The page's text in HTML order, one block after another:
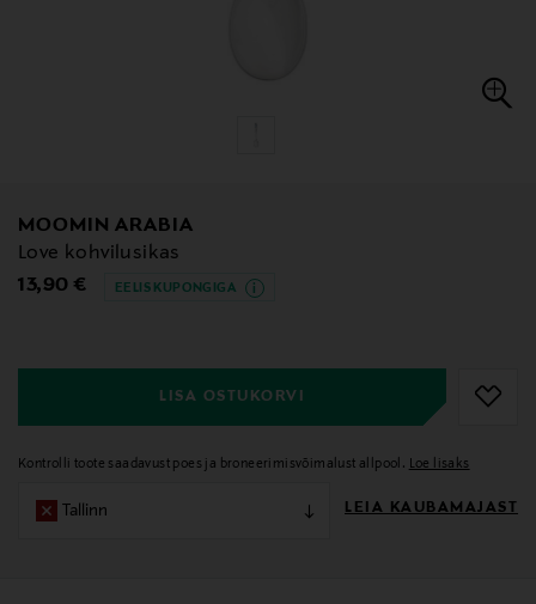
MOOMIN ARABIA
Love kohvilusikas
Original Price
13,90 € EELIS KUPONGIGA
LISA OSTUKORVI
Kontrolli toote saadavust poes ja broneerimisvõimalust allpool. Loe lisaks
Tallinn LEIA KAUBAMAJAST